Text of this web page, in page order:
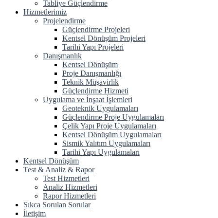
Tabliye Güçlendirme
Hizmetlerimiz
Projelendirme
Güçlendirme Projeleri
Kentsel Dönüşüm Projeleri
Tarihi Yapı Projeleri
Danışmanlık
Kentsel Dönüşüm
Proje Danışmanlığı
Teknik Müşavirlik
Güçlendirme Hizmeti
Uygulama ve İnşaat İşlemleri
Geoteknik Uygulamaları
Güçlendirme Proje Uygulamaları
Çelik Yapı Proje Uygulamaları
Kentsel Dönüşüm Uygulamaları
Sismik Yalıtım Uygulamaları
Tarihi Yapı Uygulamaları
Kentsel Dönüşüm
Test & Analiz & Rapor
Test Hizmetleri
Analiz Hizmetleri
Rapor Hizmetleri
Sıkca Sorulan Sorular
İletişim